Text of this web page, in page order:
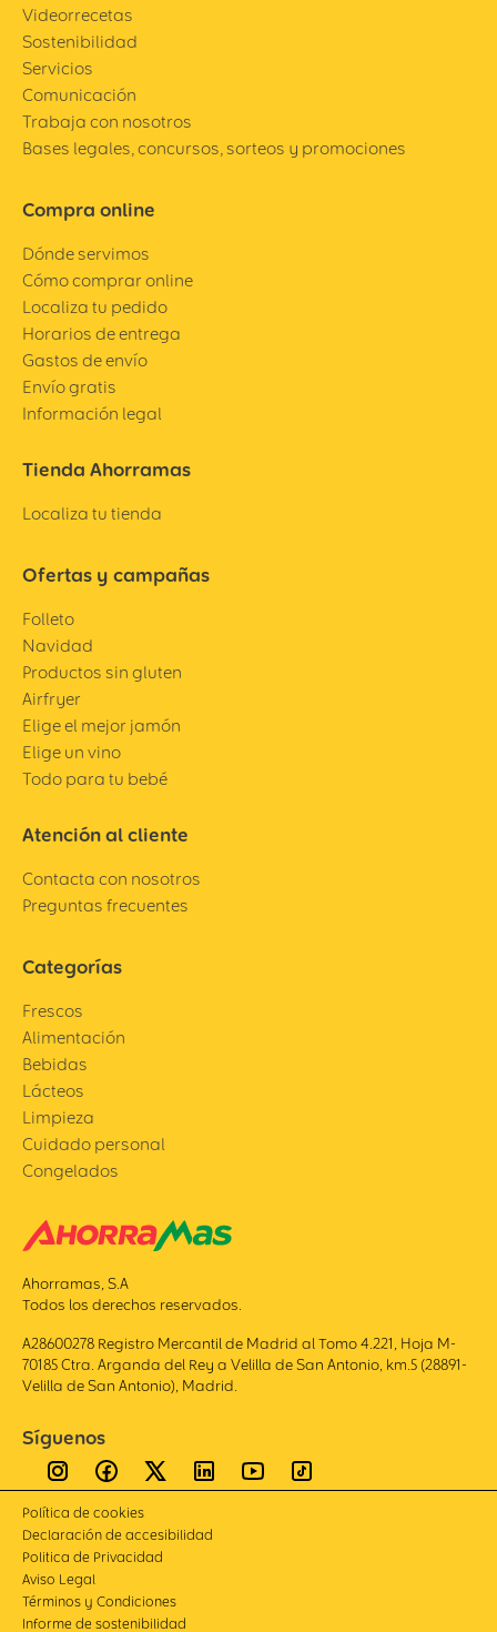
Videorrecetas
Sostenibilidad
Servicios
Comunicación
Trabaja con nosotros
Bases legales, concursos, sorteos y promociones
Compra online
Dónde servimos
Cómo comprar online
Localiza tu pedido
Horarios de entrega
Gastos de envío
Envío gratis
Información legal
Tienda Ahorramas
Localiza tu tienda
Ofertas y campañas
Folleto
Navidad
Productos sin gluten
Airfryer
Elige el mejor jamón
Elige un vino
Todo para tu bebé
Atención al cliente
Contacta con nosotros
Preguntas frecuentes
Categorías
Frescos
Alimentación
Bebidas
Lácteos
Limpieza
Cuidado personal
Congelados
Ahorramas, S.A
Todos los derechos reservados.
A28600278 Registro Mercantil de Madrid al Tomo 4.221, Hoja M-
70185 Ctra. Arganda del Rey a Velilla de San Antonio, km.5 (28891-
Velilla de San Antonio), Madrid.
Síguenos
Política de cookies
Declaración de accesibilidad
Politica de Privacidad
Aviso Legal
Términos y Condiciones
Informe de sostenibilidad